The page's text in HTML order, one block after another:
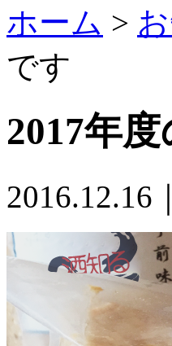
ホーム >
です
2017年
2016.12.16